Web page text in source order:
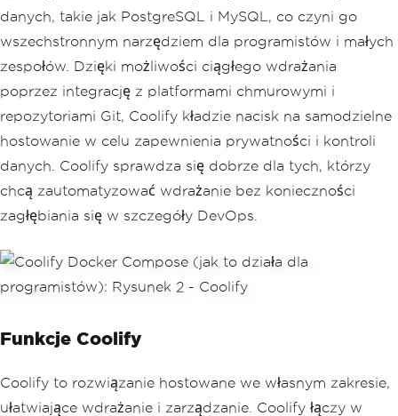
danych, takie jak PostgreSQL i MySQL, co czyni go
wszechstronnym narzędziem dla programistów i małych
zespołów. Dzięki możliwości ciągłego wdrażania
poprzez integrację z platformami chmurowymi i
repozytoriami Git, Coolify kładzie nacisk na samodzielne
hostowanie w celu zapewnienia prywatności i kontroli
danych. Coolify sprawdza się dobrze dla tych, którzy
chcą zautomatyzować wdrażanie bez konieczności
zagłębiania się w szczegóły DevOps.
Funkcje Coolify
Coolify to rozwiązanie hostowane we własnym zakresie,
ułatwiające wdrażanie i zarządzanie. Coolify łączy w